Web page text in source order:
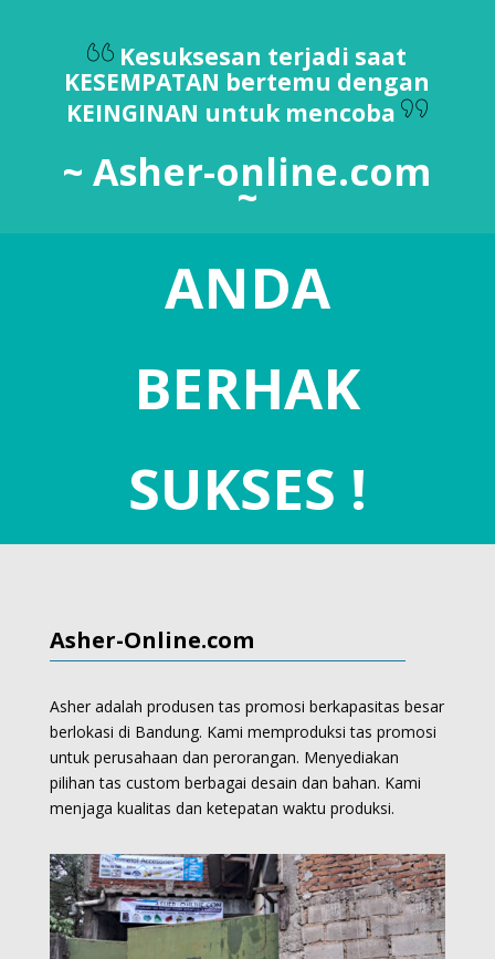
Kesuksesan terjadi saat
KESEMPATAN bertemu dengan
KEINGINAN untuk mencoba
~ Asher-online.com
~
ANDA
BERHAK
SUKSES !
Asher-Online.com
Asher adalah produsen tas promosi berkapasitas besar
berlokasi di Bandung. Kami memproduksitas promosi
untuk perusahaan dan perorangan. Menyediakan
pilihan tas custom berbagai desain dan bahan. Kami
menjaga kualitas dan ketepatan waktu produksi.